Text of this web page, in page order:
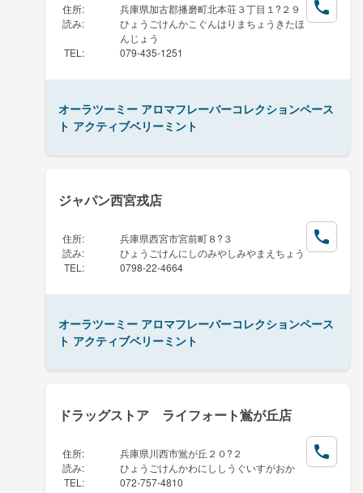
住所:
兵庫県加古郡播磨町北本荘３丁目１?２９
読み:
ひょうごけんかこぐんはりまちょうきたほ
んじょう
TEL : 079-435-1251
オーラツーミー アロマフレーバーコレクションペース
ト アクティブベリーミント
ジャパン西宮戎店
住所:
兵庫県西宮市宮前町８?３
読み:
ひょうごけんにしのみやしみやまえちょう
TEL : 0798-22-4664
オーラツーミー アロマフレーバーコレクションペース
ト アクティブベリーミント
ドラッグストア ライフォート鴬が丘店
住所:
兵庫県川西市鴬が丘２０?２
読み:
ひょうごけんかわにししうぐいすがおか
TEL : 072-757-4810